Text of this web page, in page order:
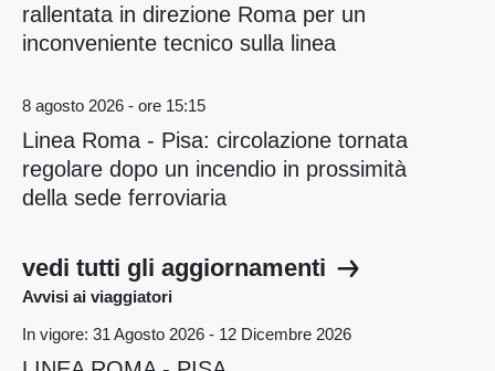
rallentata in direzione Roma per un
inconveniente tecnico sulla linea
8 agosto 2026 - ore 15:15
Linea Roma - Pisa: circolazione tornata
regolare dopo un incendio in prossimità
della sede ferroviaria
vedi tutti gli aggiornamenti
Avvisi ai viaggiatori
In vigore: 31 Agosto 2026 - 12 Dicembre 2026